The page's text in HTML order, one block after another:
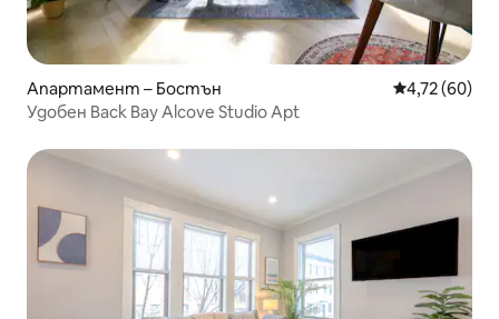
Апартамент – Бостън Средна
4,72 (60)
Удобен Back Bay Alcove Studio Apt